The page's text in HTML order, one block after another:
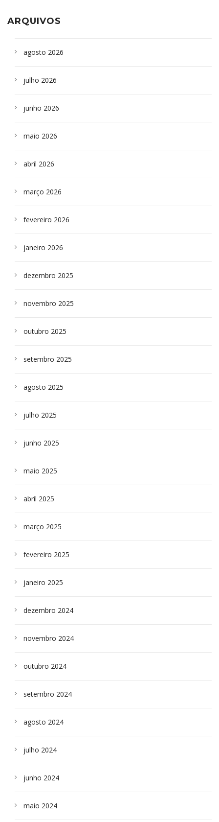
ARQUIVOS
agosto 2026
julho 2026
junho 2026
maio 2026
abril 2026
março 2026
fevereiro 2026
janeiro 2026
dezembro 2025
novembro 2025
outubro 2025
setembro 2025
agosto 2025
julho 2025
junho 2025
maio 2025
abril 2025
março 2025
fevereiro 2025
janeiro 2025
dezembro 2024
novembro 2024
outubro 2024
setembro 2024
agosto 2024
julho 2024
junho 2024
maio 2024